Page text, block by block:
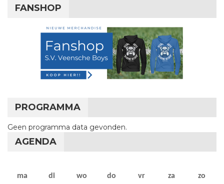
FANSHOP
PROGRAMMA
Geen programma data gevonden.
AGENDA
ma maandag
di dinsdag
wo woensdag
do donderdag
vr vrijdag
za zaterdag
zo